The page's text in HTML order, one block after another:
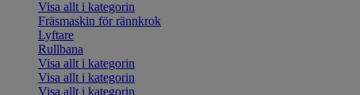
Visa allt i kategorin
Fräsmaskin för rännkrok
Lyftare
Rullbana
Visa allt i kategorin
Visa allt i kategorin
Visa allt i kategorin